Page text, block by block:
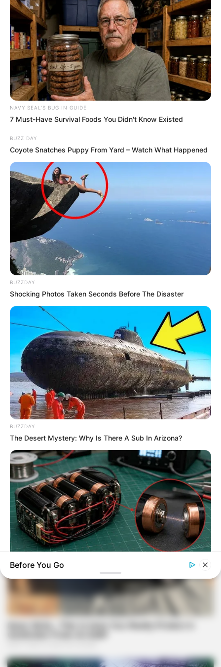
NAVY SEAL'S BUG IN GUIDE
7 Must-Have Survival Foods You Didn't Know Existed
BUZZ DAY
Coyote Snatches Puppy From Yard – Watch What Happened
BUZZDAY
Shocking Photos Taken Seconds Before The Disaster
BUZZDAY
The Desert Mystery: Why Is There A Sub In Arizona?
NAVY SEAL'S BUG IN GUIDE
How To Draw Power From Dead Batteries…
Before You Go